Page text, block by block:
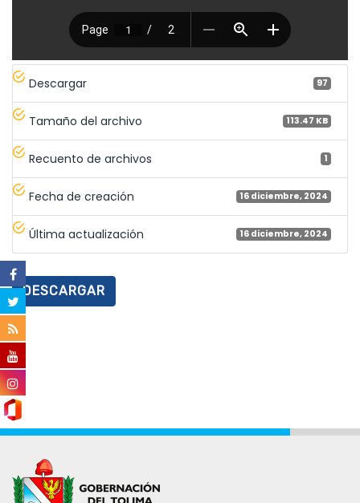
Descargar 97
Tamaño del archivo 113.47 KB
Recuento de archivos 1
Fecha de creación 16 diciembre, 2024
Última actualización 16 diciembre, 2024
DESCARGAR